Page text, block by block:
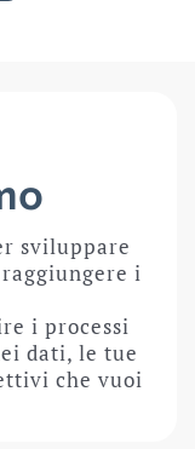
sviluppare
i
i processi
dati, le tue
che vuoi